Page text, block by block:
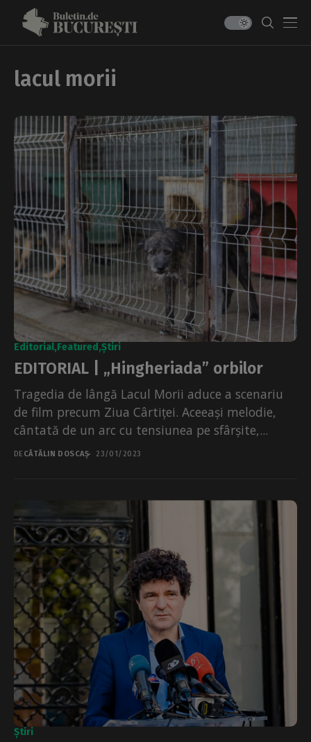
lacul morii
Editorial Featured Știri
EDITORIAL | „Hingheriada” orbilor
Tragedia de lângă Lacul Morii aduce a scenariu
de film precum Ziua Cârtiței. Aceeași melodie,
cântată de un arc cu tensiunea pe sfârșite,...
DE CĂTĂLIN DOSCAȘ 23/01/2023
Știri